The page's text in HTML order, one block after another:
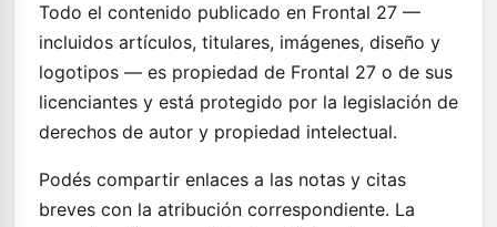
Todo el contenido publicado en Frontal 27 —
incluidos artículos, titulares, imágenes, diseño y
logotipos — es propiedad de Frontal 27 o de sus
licenciantes y está protegido por la legislación de
derechos de autor y propiedad intelectual.
Podés compartir enlaces a las notas y citas
breves con la atribución correspondiente. La